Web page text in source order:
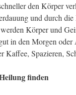
den Körper
und durch
Körper und
in den Morgen oder
Kaffee, Spazieren,
finden